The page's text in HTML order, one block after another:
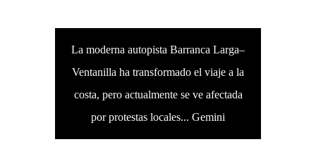
La moderna autopista Barranca Larga–
Ventanilla ha transformado el viaje a la
costa, pero actualmente se ve afectada
por protestas locales... Gemini